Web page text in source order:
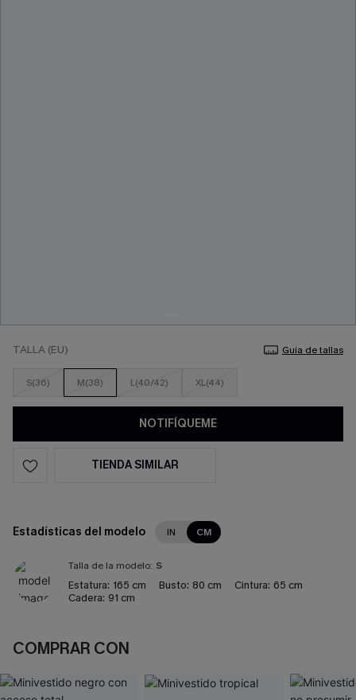
TALLA (EU) Guía de tallas
S(36) M(38) L(40/42) XL(44)
NOTIFÍQUEME
TIENDA SIMILAR
Estadísticas del modelo IN CM
Talla de la modelo: S
Estatura: 165 cm Busto: 80 cm Cintura: 65 cm
Cadera: 91 cm
COMPRAR CON